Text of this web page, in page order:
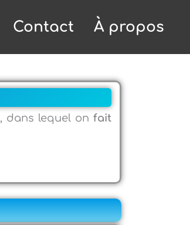
Contact À propos
, dans lequel onfait